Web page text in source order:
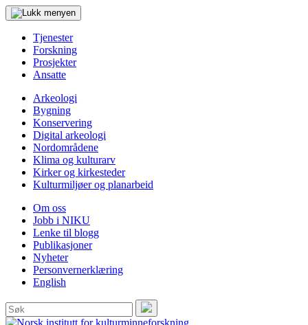
Tjenester
Forskning
Prosjekter
Ansatte
Arkeologi
Bygning
Konservering
Digital arkeologi
Nordområdene
Klima og kulturarv
Kirker og kirkesteder
Kulturmiljøer og planarbeid
Om oss
Jobb i NIKU
Lenke til blogg
Publikasjoner
Nyheter
Personvernerklæring
English
Søk
etter:
Søk